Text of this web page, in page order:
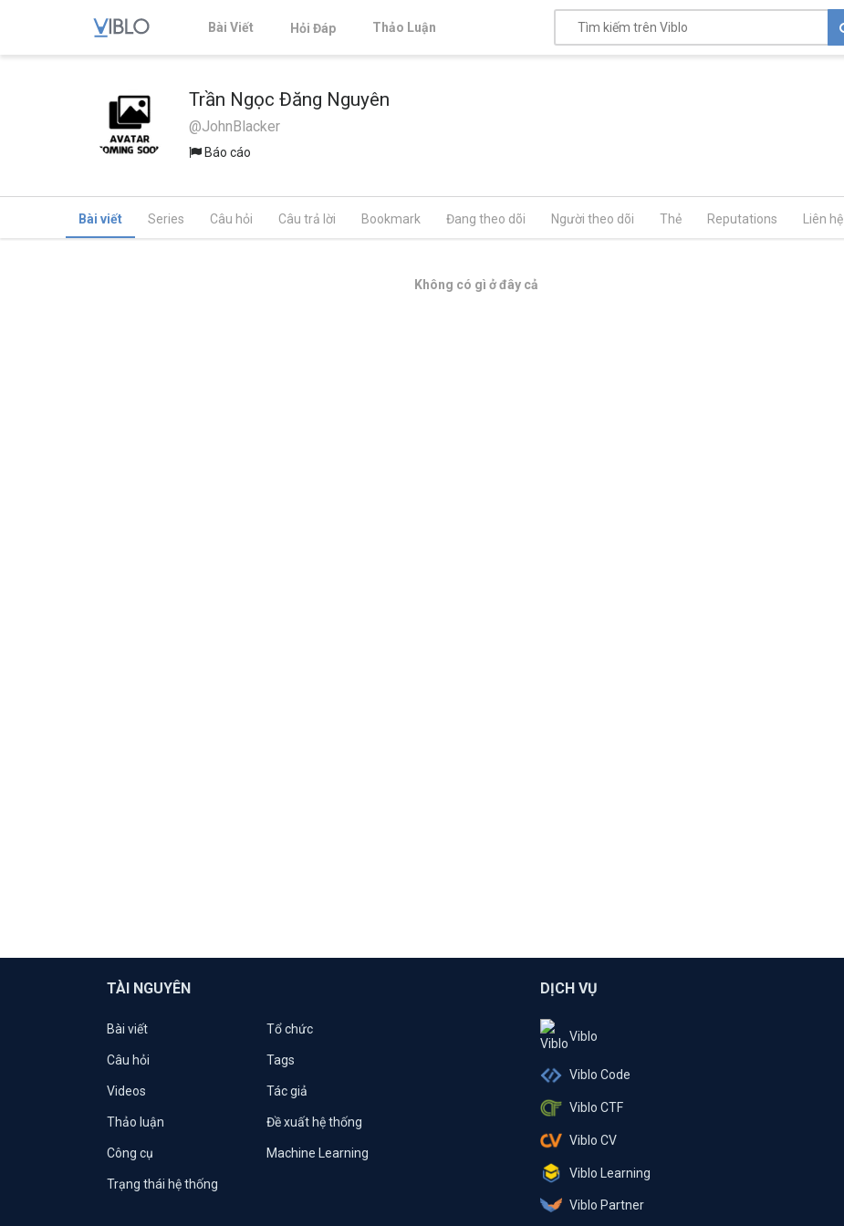
Bài Viết Hỏi Đáp Thảo Luận
Trần Ngọc Đăng Nguyên
@JohnBlacker
Báo cáo
Bài viết Series Câu hỏi Câu trả lời Bookmark Đang theo dõi Người theo dõi Thẻ Reputations Liên hệ
Không có gì ở đây cả
TÀI NGUYÊN
Bài viết Tổ chức
Câu hỏi Tags
Videos Tác giả
Thảo luận Đề xuất hệ thống
Công cụ Machine Learning
Trạng thái hệ thống
DỊCH VỤ
Viblo
Viblo Code
Viblo CTF
Viblo CV
Viblo Learning
Viblo Partner